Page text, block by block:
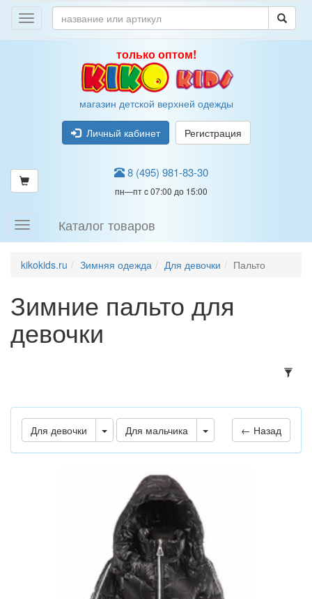
только оптом!
магазин детской верхней одежды
Личный кабинет Регистрация
8 (495) 981-83-30
пн—пт c 07:00 до 15:00
Каталог товаров
kikokids.ru Зимняя одежда Для девочки Пальто
Зимние пальто для
девочки
← Назад
Для девочки Для мальчика